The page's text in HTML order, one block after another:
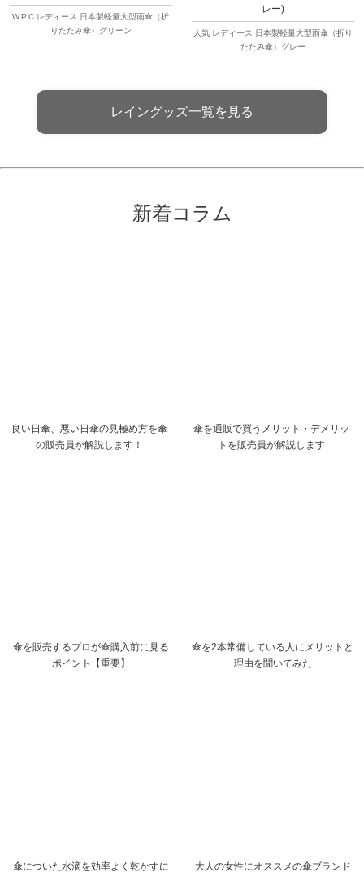
W.P.C レディース 日本製軽量大型雨傘（折
りたたみ傘）グリーン
レー)
人気 レディース 日本製軽量大型雨傘（折り
たたみ傘）グレー
レイングッズ一覧を見る
新着コラム
良い日傘、悪い日傘の見極め方を傘
の販売員が解説します！
傘を通販で買うメリット・デメリッ
トを販売員が解説します
傘を販売するプロが傘購入前に見る
ポイント【重要】
傘を2本常備している人にメリットと
理由を聞いてみた
傘についた水滴を効率よく乾かすに 大人の女性にオススメの傘ブランド